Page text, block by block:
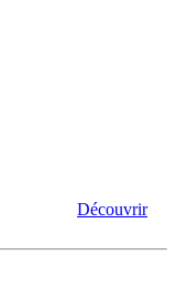
Découvrir